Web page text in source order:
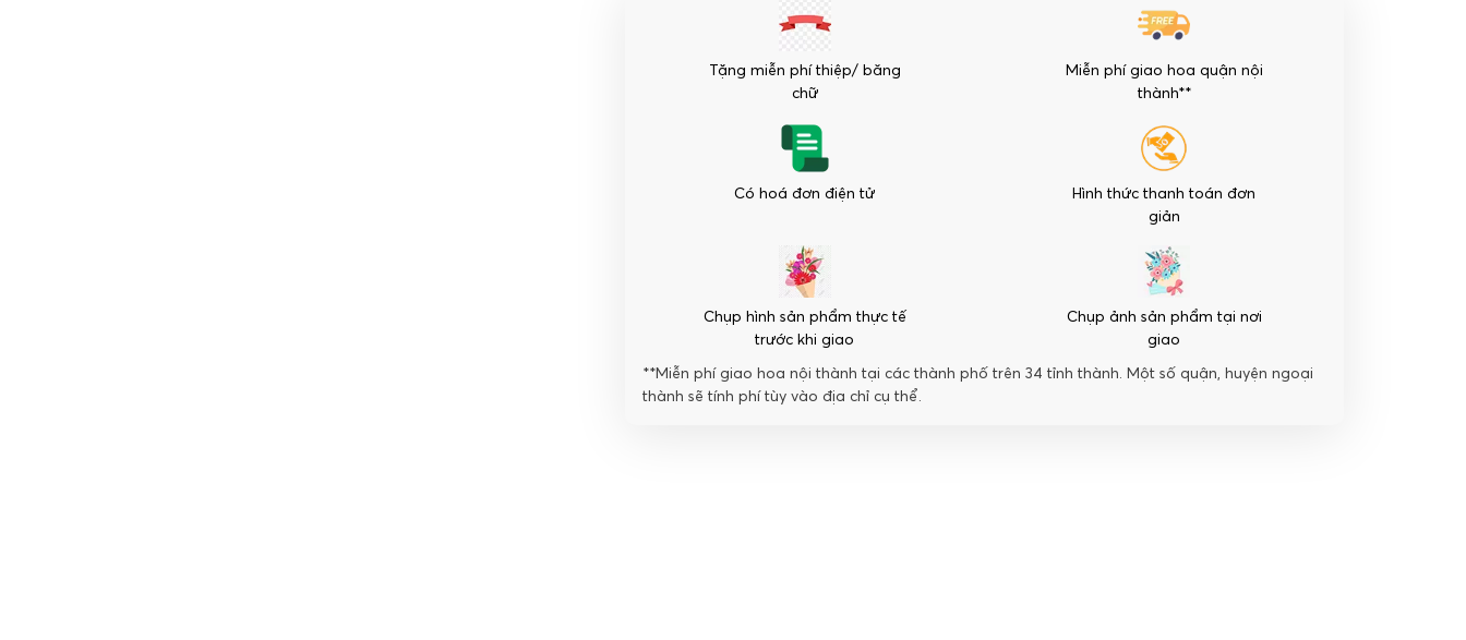
Tặng miễn phí thiệp/ băng
chữ
Miễn phí giao hoa quận nội
thành**
Có hoá đơn điện tử
Hình thức thanh toán đơn
giản
Chụp hình sản phẩm thực tế
trước khi giao
Chụp ảnh sản phẩm tại nơi
giao
**Miễn phí giao hoa nội thành tại các thành phố trên 34 tỉnh thành. Một số quận, huyện ngoại
thành sẽ tính phí tùy vào địa chỉ cụ thể.